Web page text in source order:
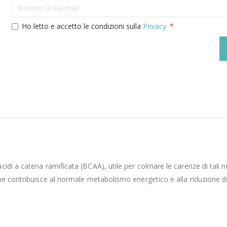
Ho letto e accetto le condizioni sulla Privacy
a catena ramificata (BCAA), utile per colmare le carenze di
al normale metabolismo energetico e alla riduzione